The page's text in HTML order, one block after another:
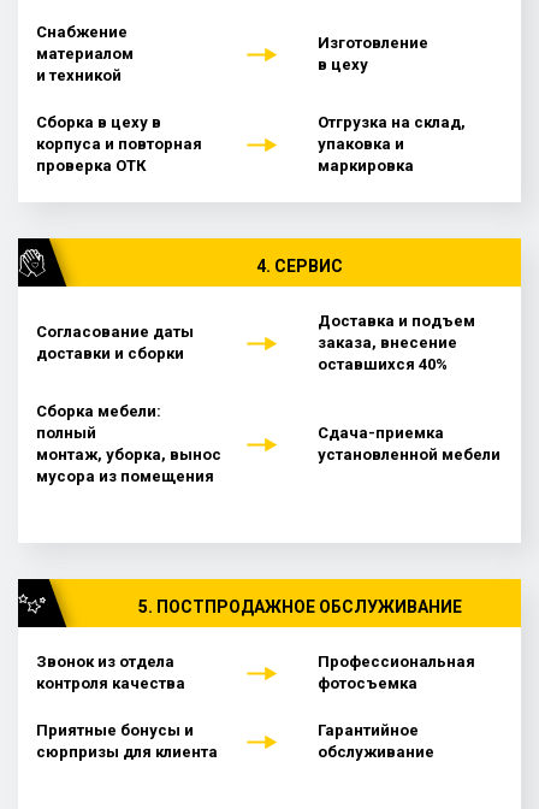
Снабжение
материалом
и техникой
Изготовление
в цеху
Сборка в цеху в
корпуса и повторная
проверка ОТК
Отгрузка на склад,
упаковка и
маркировка
4. СЕРВИС
Согласование даты
доставки и сборки
Доставка и подъем
заказа, внесение
оставшихся 40%
Сборка мебели:
полный
монтаж, уборка, вынос
мусора из помещения
Сдача-приемка
установленной мебели
5. ПОСТПРОДАЖНОЕ ОБСЛУЖИВАНИЕ
Звонок из отдела
контроля качества
Профессиональная
фотосъемка
Приятные бонусы и
сюрпризы для клиента
Гарантийное
обслуживание